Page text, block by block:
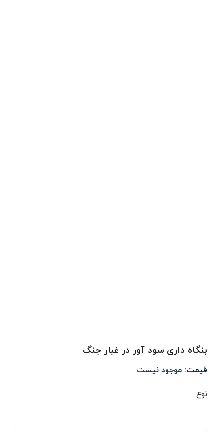
بنگاه داری سود آور در غبار جنگ
قیمت: موجود نیست
نوع